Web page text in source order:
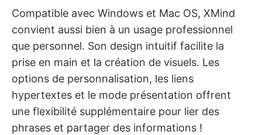
Compatible avec Windows et Mac OS, XMind
convient aussi bien à un usage professionnel
que personnel. Son design intuitif facilite la
prise en main et la création de visuels. Les
options de personnalisation, les liens
hypertextes et le mode présentation offrent
une flexibilité supplémentaire pour lier des
phrases et partager des informations !